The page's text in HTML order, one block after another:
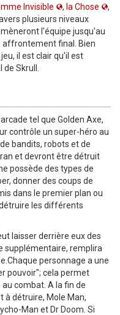
Invisible , la Chose
,
plusieurs niveaux
l'équipe jusqu'au
affrontement final. Bien
il est clair qu'il est
Skrull.
tel que Golden Axe,
contrôle un super-héro au
bandits, robots et de
et devront être détruit
possède des types de
donner des coups de
dans le premier plan ou
les différents
laisser derrière eux des
supplémentaire, remplira
personnage a une
pouvoir"; cela permet
combat. A la fin de
à détruire, Mole Man,
Man et Dr Doom. Si